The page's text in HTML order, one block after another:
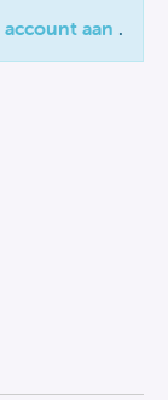
account aan .